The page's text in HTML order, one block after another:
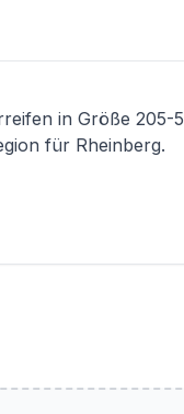
in Größe 205-
für Rheinberg.